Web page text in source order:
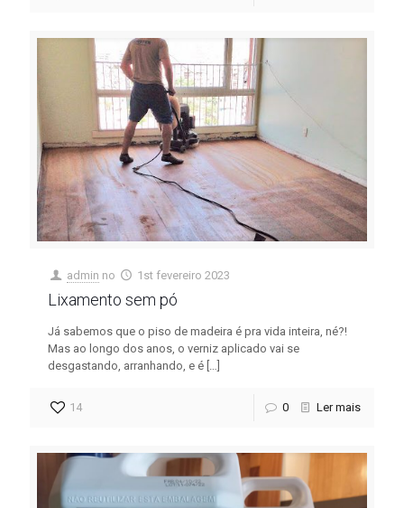
admin no 1st fevereiro 2023
Lixamento sem pó
Já sabemos que o piso de madeira é pra vida inteira, né?!
Mas ao longo dos anos, o verniz aplicado vai se
desgastando, arranhando, e é […]
14 0 Ler mais